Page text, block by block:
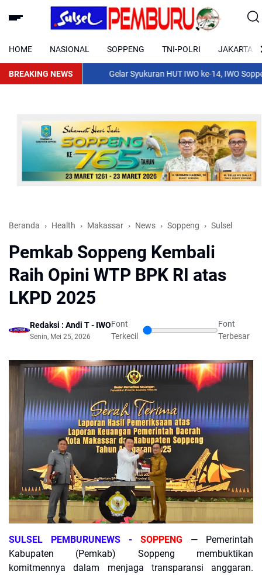
HOME NASIONAL SOPPENG TNI-POLRI JAKARTA
BREAKING NEWSGelar Syukuran HUT IWO ke-14, IWO Soppeng
Beranda Health Makassar News Soppeng Sulsel
Pemkab Soppeng Kembali
Raih Opini WTP BPK RI atas
LKPD 2025
Redaksi : Andi T - IWO
Senin, Mei 25, 2026
Font
Terkecil
Font
Terbesar
​SULSEL PEMBURUNEWS - SOPPENG — Pemerintah
Kabupaten (Pemkab) Soppeng membuktikan
komitmennya dalam menjaga transparansi anggaran.